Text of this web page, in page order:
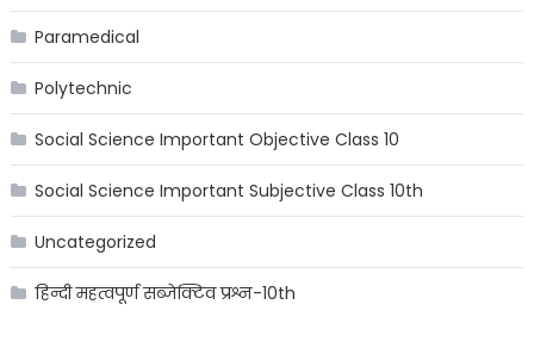
Paramedical
Polytechnic
Social Science Important Objective Class 10
Social Science Important Subjective Class 10th
Uncategorized
हिन्दी महत्वपूर्ण सब्जेक्टिव प्रश्न-10th